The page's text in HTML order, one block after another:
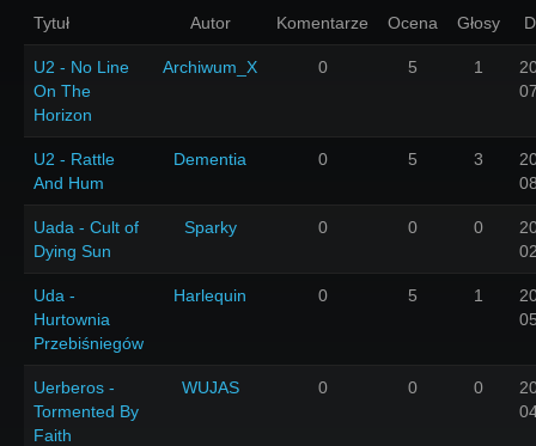
Tytuł
Autor Komentarze Ocena Głosy
U2 - No Line
On The
Horizon
Archiwum_X 0 5 1
U2 - Rattle
And Hum
Dementia 0 5 3
Uada - Cult of
Dying Sun
Sparky 0 0 0
Uda -
Hurtownia
Przebiśniegów
Harlequin 0 5 1
Uerberos -
Tormented By
Faith
WUJAS 0 0 0